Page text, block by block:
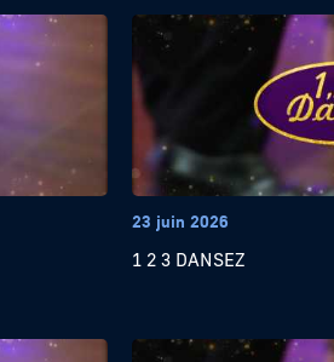
23 juin 2026
1 2 3 DANSEZ